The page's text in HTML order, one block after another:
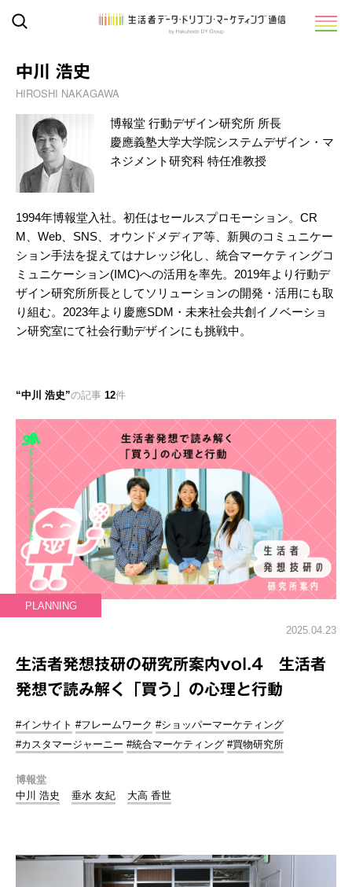
中川 浩史
HIROSHI NAKAGAWA
博報堂 行動デザイン研究所 所長
慶應義塾大学大学院システムデザイン・マ
ネジメント研究科 特任准教授
1994年博報堂入社。初任はセールスプロモーション。CR
M、Web、SNS、オウンドメディア等、新興のコミュニケー
ション手法を捉えてはナレッジ化し、統合マーケティングコ
ミュニケーション(IMC)への活用を率先。2019年より行動デ
ザイン研究所所長としてソリューションの開発・活用にも取
り組む。2023年より慶應SDM・未来社会共創イノベーショ
ン研究室にて社会行動デザインにも挑戦中。
中川 浩史 の記事 12件
PLANNING
2025.04.23
生活者発想技研の研究所案内vol.4 生活者
発想で読み解く「買う」の心理と行動
#インサイト #フレームワーク #ショッパーマーケティング
#カスタマージャーニー #統合マーケティング #買物研究所
博報堂
中川 浩史
垂水 友紀 大高 香世